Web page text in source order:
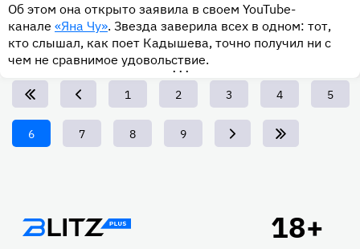
Об этом она открыто заявила в своем YouTube-
канале «Яна Чу». Звезда заверила всех в одном: тот,
кто слышал, как поет Кадышева, точно получил ни с
чем не сравнимое удовольствие.
•••
Page
1 Page
2 Page
3 Page
4 Page
5
Текущая
страница
6 Page
7 Page
8 Page
9
Подвал